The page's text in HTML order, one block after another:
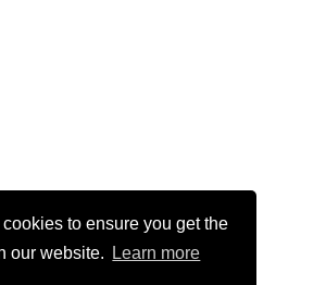
to ensure you get the
our website.
Learn more